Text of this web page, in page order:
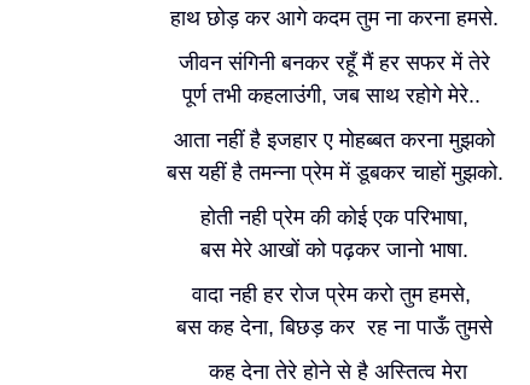
हाथ छोड़ कर आगे कदम तुम ना करना हमसे.
जीवन संगिनी बनकर रहूँ मैं हर सफर में तेरे
पूर्ण तभी कहलाउंगी, जब साथ रहोगे मेरे..
आता नहीं है इजहार ए मोहब्बत करना मुझको
बस यहीं है तमन्ना प्रेम में डूबकर चाहों मुझको.
होती नही प्रेम की कोई एक परिभाषा,
बस मेरे आखों को पढ़कर जानो भाषा.
वादा नही हर रोज प्रेम करो तुम हमसे,
बस कह देना, बिछड़ कर रह ना पाऊँ तुमसे
कह देना तेरे होने से है अस्तित्व मेरा